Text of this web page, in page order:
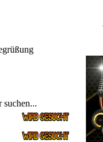
suchen...